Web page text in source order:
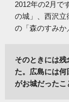
2012年の2月で
の城」、西沢立
の「森のすみか
そのときには
た。広島には
がお城だったこ